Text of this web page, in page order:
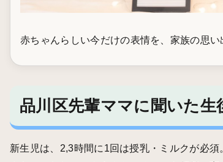
赤ちゃんらしい今だけの表情を、家族の思
品川区先輩ママに聞いた生
新生児は、2,3時間に1回は授乳・ミルクが必須